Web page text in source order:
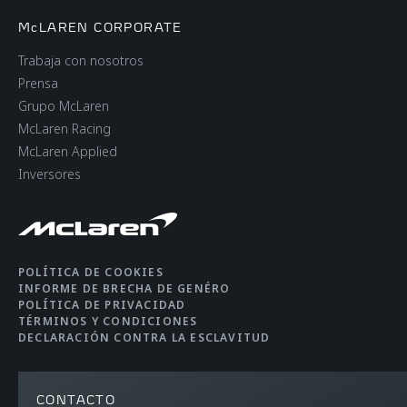
McLAREN CORPORATE
Trabaja con nosotros
Prensa
Grupo McLaren
McLaren Racing
McLaren Applied
Inversores
POLÍTICA DE COOKIES
INFORME DE BRECHA DE GENÉRO
POLÍTICA DE PRIVACIDAD
TÉRMINOS Y CONDICIONES
DECLARACIÓN CONTRA LA ESCLAVITUD
CONTACTO